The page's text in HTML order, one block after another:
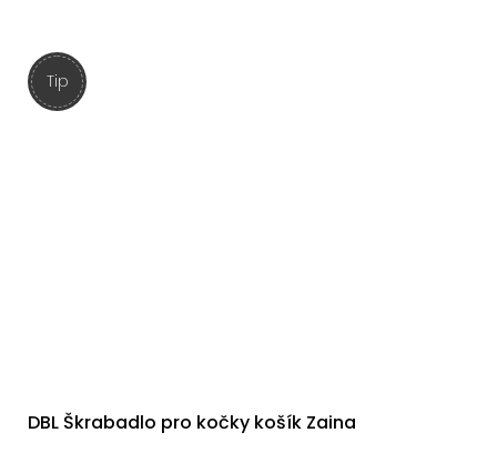
Tip
DBL Škrabadlo pro kočky košík Zaina